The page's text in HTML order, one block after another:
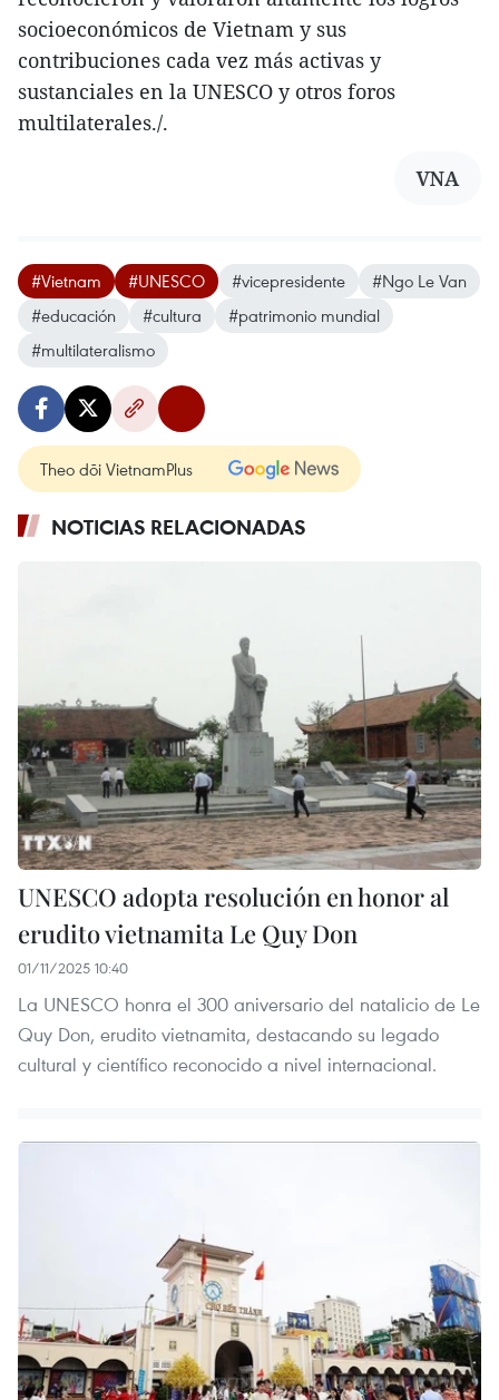
socioeconómicos de Vietnam y sus
contribuciones cada vez más activas y
sustanciales en la UNESCO y otros foros
multilaterales./.
VNA
#Vietnam #UNESCO #vicepresidente
#Ngo Le Van
#educación
#cultura
#patrimonio mundial
#multilateralismo
Theo dõi VietnamPlus
NOTICIAS RELACIONADAS
UNESCO adopta resolución en honor al
erudito vietnamita Le Quy Don
01/11/2025 10:40
La UNESCO honra el 300 aniversario del natalicio de Le
Quy Don, erudito vietnamita, destacando su legado
cultural y científico reconocido a nivel internacional.